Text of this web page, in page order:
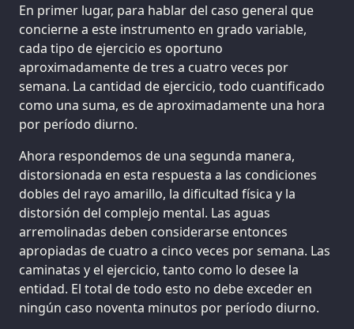
En primer lugar, para hablar del caso general que
concierne a este instrumento en grado variable,
cada tipo de ejercicio es oportuno
aproximadamente de tres a cuatro veces por
semana. La cantidad de ejercicio, todo cuantificado
como una suma, es de aproximadamente una hora
por período diurno.
Ahora respondemos de una segunda manera,
distorsionada en esta respuesta a las condiciones
dobles del rayo amarillo, la dificultad física y la
distorsión del complejo mental. Las aguas
arremolinadas deben considerarse entonces
apropiadas de cuatro a cinco veces por semana. Las
caminatas y el ejercicio, tanto como lo desee la
entidad. El total de todo esto no debe exceder en
ningún caso noventa minutos por período diurno.